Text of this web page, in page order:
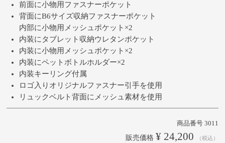
前面に小物用ファスナーポケット
背面にB6サイズ収納ファスナーポケット
内部に小物用メッシュポケット×2
内装にタブレット収納ウレタンポケット
内装に小物用メッシュポケット×2
内装にペットボトルホルダー×2
内装キーリング付属
ロゴ入りオリジナルファスナー引手を使用
リュックベルト背面にメッシュ素材を使用
商品番号 3011
販売価格 ¥ 24,200 税込